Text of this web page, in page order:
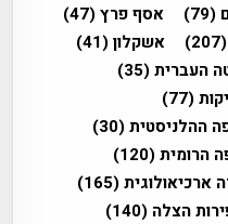
(79) אסף פרץ(47)
(207) אשקלון(41)
העברית(35)
(77)
ההלניסטית(30)
הרומית(120)
ארכיאולוגית(165)
הצלה (140)